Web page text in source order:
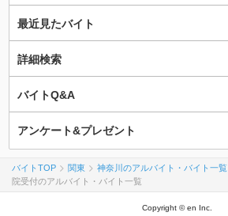
最近見たバイト
詳細検索
バイトQ&A
アンケート&プレゼント
バイトTOP 関東 神奈川のアルバイト・バイト一覧
院受付のアルバイト・バイト一覧
Copyright © en Inc.